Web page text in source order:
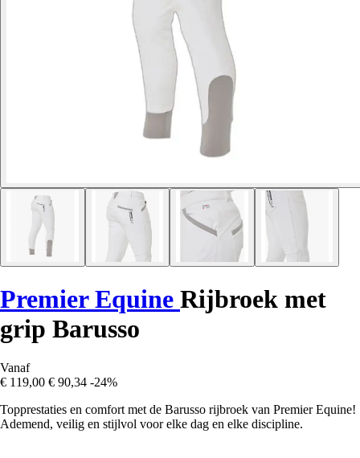
Premier Equine Rijbroek met
grip Barusso
Vanaf
€ 119,00 € 90,34 -24%
Topprestaties en comfort met de Barusso rijbroek van Premier Equine!
Ademend, veilig en stijlvol voor elke dag en elke discipline.